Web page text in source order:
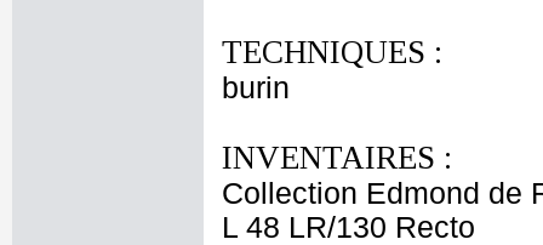
TECHNIQUES :
burin
INVENTAIRES :
Collection Edmond de
L 48 LR/130 Recto